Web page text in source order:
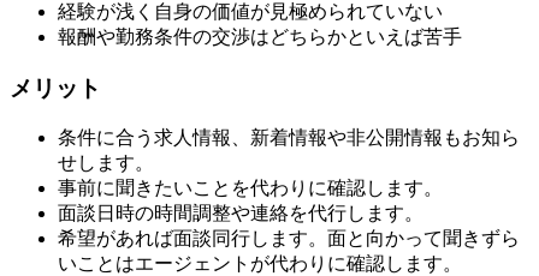
経験が浅く自身の価値が見極められていない
報酬や勤務条件の交渉はどちらかといえば苦手
メリット
条件に合う求人情報、新着情報や非公開情報もお知ら
せします。
事前に聞きたいことを代わりに確認します。
面談日時の時間調整や連絡を代行します。
希望があれば面談同行します。面と向かって聞きずら
いことはエージェントが代わりに確認します。